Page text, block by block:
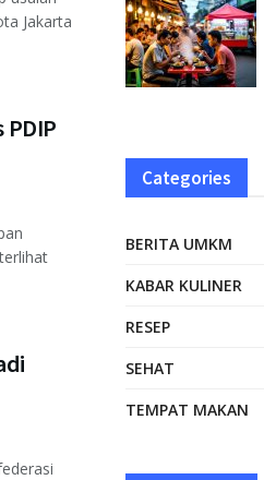
Jakarta
Categories
BERITA UMKM
KABAR KULINER
RESEP
SEHAT
TEMPAT MAKAN